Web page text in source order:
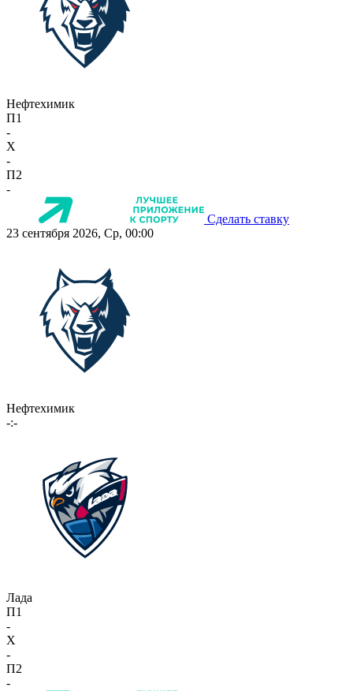
Нефтехимик
П1
-
X
-
П2
-
Сделать ставку
23 сентября 2026, Ср, 00:00
Нефтехимик
-:-
Лада
П1
-
X
-
П2
-